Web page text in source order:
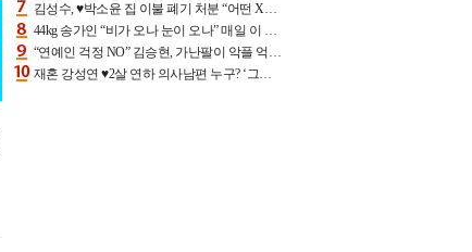
김성수, ♥박소윤 집 이불 폐기 처분 “어떤 X이랑 썼을지 몰라” 질투(신랑수업2)[어제TV]
44kg 송가인 “비가 오나 눈이 오나” 매일 이 운동, 허벅지 근육량 상승+체지방 감소
“연예인 걱정 NO” 김승현, 가난팔이 악플 억울할만‥아내+딸과 日 여행
재혼 강성연 ♥2살 연하 의사남편 누구? ‘그알’ 자문의에 훈남 비주얼 초엘리트 스펙 [종합]